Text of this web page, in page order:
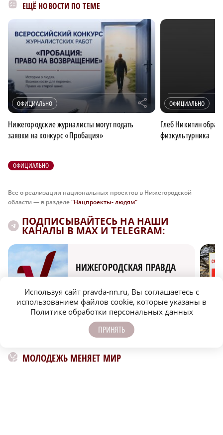
ЕЩЁ НОВОСТИ ПО ТЕМЕ
ОФИЦИАЛЬНО r
Нижегородские журналисты могут подать
заявки на конкурс «Пробация»
ОФИЦИАЛЬНО
Глеб Никитин
физкультурника
ОФИЦИАЛЬНО
Все о реализации национальных проектов в Нижегородской
области — в разделе"Нацпроекты- людям"
ПОДПИСЫВАЙТЕСЬ НА НАШИ
КАНАЛЫ В MAX И TELEGRAM:
НИЖЕГОРОДСКАЯ ПРАВДА
МОЛОДЕЖЬ МЕНЯЕТ МИР
Используя сайт pravda-nn.ru, Вы соглашаетесь с
использованием файлов cookie, которые указаны в
Политике обработки персональных данных
ПРИНЯТЬ